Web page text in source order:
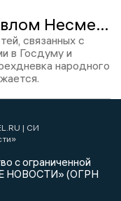
Орловская неделя с Павлом Несмеловым: выборы уже близко, процесс над Лежневым возобновился, СВО продолжается
связанных с
в Госдуму и
народного
| СИ
с ограниченной
НОВОСТИ» (ОГРН